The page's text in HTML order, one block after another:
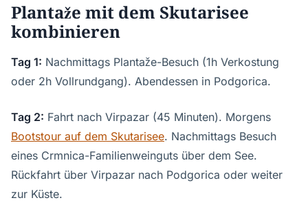
Plantaže mit dem Skutarisee
kombinieren
Tag 1: Nachmittags Plantaže-Besuch (1h Verkostung
oder 2h Vollrundgang). Abendessen in Podgorica.
Tag 2: Fahrt nach Virpazar (45 Minuten). Morgens
Bootstour auf dem Skutarisee. Nachmittags Besuch
eines Crmnica-Familienweinguts über dem See.
Rückfahrt über Virpazar nach Podgorica oder weiter
zur Küste.